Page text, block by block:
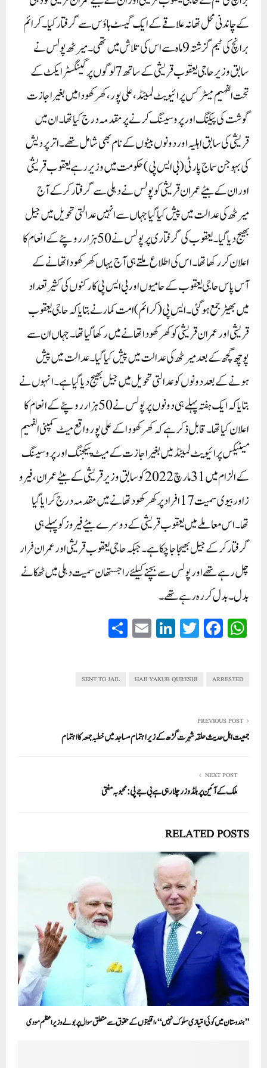
کے چاندنی محل تھانہ علاقے کے ایک گیسٹ ہاؤس سے گرفتار کیا۔ کرائم
برانچ کی ٹیم گزشتہ 9 ماہ سے اس کی تلاش میں تھی۔میرٹھ پولس نے
سابق وزیر حاجی یعقوب قریشی کے ساتھ 7 لوگوں پر گینگسٹر ایکٹ کے
تحت الفہیم میٹرکس پرائیویٹ لمیٹڈ، علی پور، کھرکھودا میں بغیر اجازت
گوشت کی پیکنگ اور پروسیسنگ کرنے پر مقدمہ درج کیا تھا۔ ان میں
قریشی کی سابق اہلیہ اور دونوں بیٹوں کے نام بھی شامل تھے۔ اترپردیش
کی بہوجن سماج پارٹی (بی ایس پی)حکومت میں وزیر رہے یعقوب قریشی
اور ان کے بیٹے عمران قریشی کو پولس نے دہلی سے گرفتار کر کے آج
میرٹھ کی عدالت میں پیش کیا گیا جہاں سے انہیں عدالتی تحویل میں جیل
بھیج دیا گیا۔ یعقوب کی گرفتاری پر پولس نے 50ہزار روپئے کے انعام کا
اعلان کررکھا تھا۔ اس کی اطلاع ملتے ہی آج یہاں کھرکھودا تھانے کے
آس پاس حاجی یعقوب کے حامیوں اور بی ایس پی کارکنوں کی کثیر تعداد
میں بھیڑ جمع ہوگئی۔ایس پی (کرائم) امت کمار نے بتایا کہ حاجی یعقوب
قریشی اور عمران قریشی کو کھرکھودا تھانے میں رکھا گیا تھا۔ جہاں ان سے
پوچھ گچھ کے بعد میرٹھ کی عدالت میں پیش کیاگیا۔ عدالت میں پیش
ہونے کے بعد دونوں کو عدالتی تحویل میں جیل بھیج دیا گیا ہے ۔ انہوں نے
بتایا کہ ایک ہفتہ پہلے ہی دونوں پر پولس نے 50ہزار روپئے کے انعام کا
اعلان کیا تھا۔قابل ذکر ہے کہ کھرکھودا کے علی پور واقع میٹ کمپنی الفہیم
میٹیکس پرائیویٹ لمیٹڈ میں بغیر اجازت کے میٹ پیکجنگ اور پروسیسنگ
کے الزام میں 31مارچ 2022کو سابق وزیر قریشی کے بیٹے عمران، فیرو
ز اور بیوی سمیت 17افراد پر کھرکھود تھانے میں مقدمہ درج کرایاگیا
تھا۔اس معاملے میں یعقوب قریشی کے دوسرے بیٹے فیروز کو پہلے ہی
گرفتار کر کے جیل بھیجا جاچکا ہے ۔ جبکہ حاجی یعقوب قریشی اور عمران فرار
چل رہے تھے اور پولس سے بچنے کیلئے راجستھان سمیت دہلی میں ٹھکانے
بدل۔بدل کررہ رہے تھے ۔
W
ha
A
Fa
ce
ok
T
wi
r
Li
nk
In
E
m
ARRESTED
HAJI YAKUB QURESHI
SENT TO JAIL
PREVIOUS POST
جمعیت اہل حدیث حلقہ شہرت گڑھ کے زیر اہتمام مساجد میں خطبہ جمعہ کا اہتمام
NEXT POST
ملک کے آئین پر بلڈوزر چلا رہی ہے بی جے پی:محبوبہ مفتی
RELATED POSTS
’’ہندوستان میں کوئی امتیازی سلوک نہیں‘‘، اقلیتوں کے حقوق سے متعلق سوال پر بولے وزیر اعظم مودی